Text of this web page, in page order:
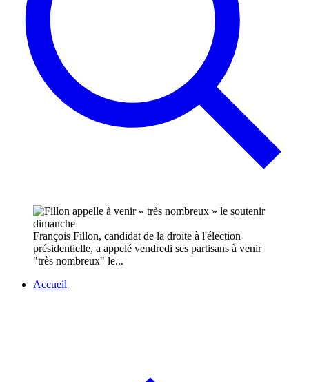
François Fillon, candidat de la droite à l'élection
présidentielle, a appelé vendredi ses partisans à venir
"très nombreux" le...
Accueil